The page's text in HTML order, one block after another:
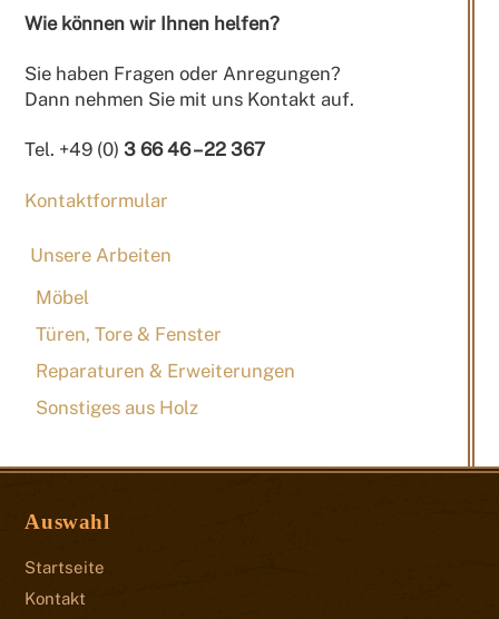
Wie können wir Ihnen helfen?
Sie haben Fragen oder Anregungen?
Dann nehmen Sie mit uns Kontakt auf.
Tel. +49 (0)3 66 46 – 22 367
Kontaktformular
Unsere Arbeiten
Möbel
Türen, Tore & Fenster
Reparaturen & Erweiterungen
Sonstiges aus Holz
Auswahl
Startseite
Kontakt